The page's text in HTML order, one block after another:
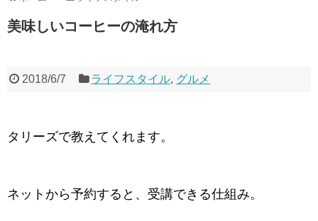
美味しいコーヒーの淹れ方
2018/6/7 ライフスタイル, グルメ
タリーズで教えてくれます。
ネットから予約すると、受講できる仕組み。